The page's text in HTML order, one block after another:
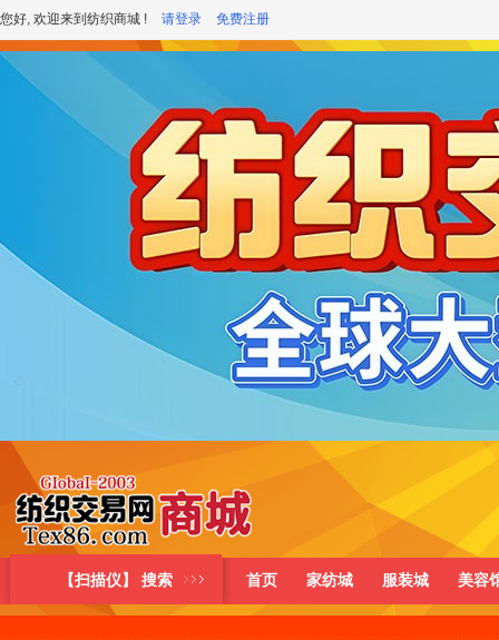
您好, 欢迎来到纺织商城 ! 请登录 免费注册
【扫描仪】 搜索 首页 家纺城 服装城 美容